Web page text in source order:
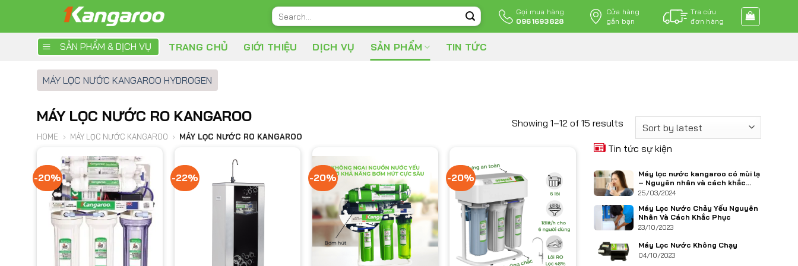
Search
for:
Gọi mua hàng
0961693828
Cửa hàng
gần bạn
Tra cứu
đơn hàng
SẢN PHẨM & DỊCH VỤ TRANG CHỦ GIỚI THIỆU DỊCH VỤ SẢN PHẨM TIN TỨC
MÁY LỌC NƯỚC KANGAROO HYDROGEN
MÁY LỌC NƯỚC RO KANGAROO
HOME › MÁY LỌC NƯỚC KANGAROO › MÁY LỌC NƯỚC RO KANGAROO
Showing 1–12 of 15 results
-20% -22% -20% -20%
Tin tức sự kiện
Máy lọc nước kangaroo có mùi lạ
– Nguyên nhân và cách khắc
phục
25/03/2024
Máy Lọc Nước Chảy Yếu Nguyên
Nhân Và Cách Khắc Phục
23/10/2023
Máy Lọc Nước Không Chạy
04/10/2023